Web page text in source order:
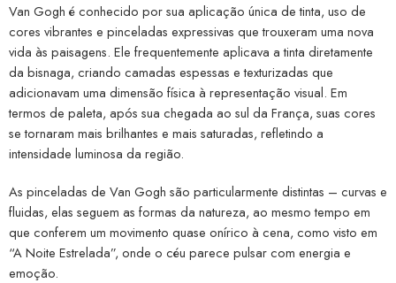
Van Gogh é conhecido por sua aplicação única de tinta, uso de
cores vibrantes e pinceladas expressivas que trouxeram uma nova
vida às paisagens. Ele frequentemente aplicava a tinta diretamente
da bisnaga, criando camadas espessas e texturizadas que
adicionavam uma dimensão física à representação visual. Em
termos de paleta, após sua chegada ao sul da França, suas cores
se tornaram mais brilhantes e mais saturadas, refletindo a
intensidade luminosa da região.
As pinceladas de Van Gogh são particularmente distintas – curvas e
fluidas, elas seguem as formas da natureza, ao mesmo tempo em
que conferem um movimento quase onírico à cena, como visto em
“A Noite Estrelada”, onde o céu parece pulsar com energia e
emoção.